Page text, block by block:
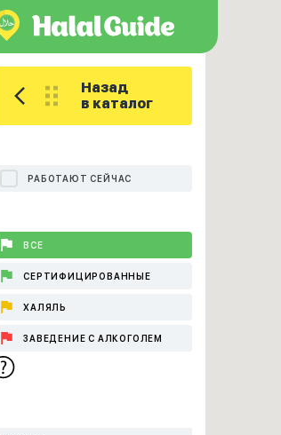
Назад
в каталог
РАБОТАЮТ СЕЙЧАС
ВСЕ
СЕРТИФИЦИРОВАННЫЕ
ХАЛЯЛЬ
ЗАВЕДЕНИЕ С АЛКОГОЛЕМ